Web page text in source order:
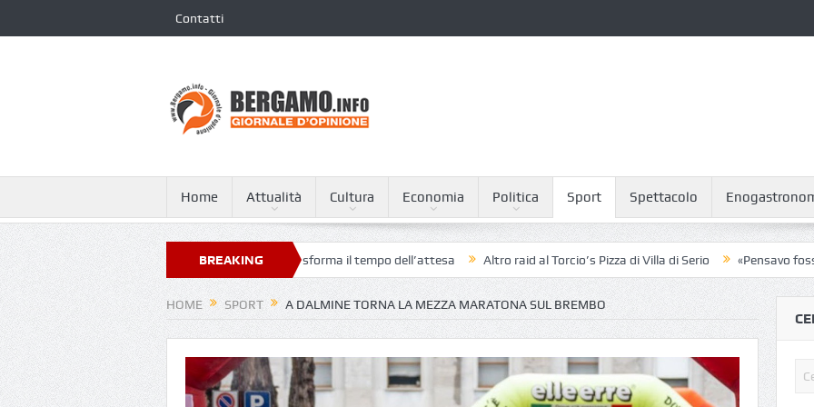
Contatti
Home Attualità Cultura Economia Politica Sport Spettacolo
BREAKING
NEWS
Bergamo Airport, l’arte contemporanea trasforma il tempo dell’attesa Altro raid al Torcio’s Pizza di Villa di Serio «Pensavo fosse un
HOME SPORT A DALMINE TORNA LA MEZZA MARATONA SUL BREMBO